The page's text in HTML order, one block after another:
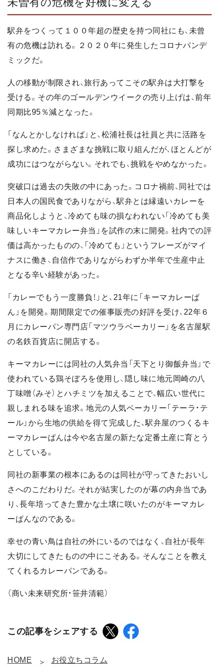
駅弁をつくって１００年超の歴史を持つ同社にも、未曾
有の危機は訪れる。２０２０年に発生したコロナパンデ
ミックだ。
人の移動が制限され、旅行あってこその駅弁は大打撃を
受ける。その年のゴールデンウイークの売り上げは、前年
同期比95％減となった。
「なんとかしなければ」と、松浦社長は社員と共に活路を
探し求めた。さまざまな挑戦に取り組んだが、ほとんどが
成功にはつながらない。それでも、挑戦をやめなかった。
突破口は過去の失敗の中にあった。コロナ禍前、同社では
日本人の国民食でありながら、駅弁とは縁遠いカレーを
商品化しようと、冷めても味の損なわれない「冷めても美
味しいキーマカレー弁当」を試作の末に開発。社内での評
価は高かったものの、「冷めても」というフレーズがマイ
ナスに働き、自信作でありながらわずか半年で生産中止
となる辛い経験があった。
「カレーでもう一度勝負！」と、21年に「キーマカレーぱ
ん」を開発。期間限定での催事販売の好評を受け、22年６
月にカレーパン専門店「マツウラベーカリー」を名古屋駅
の名鉄百貨店に開店する。
キーマカレーには同社の人気弁当「天下とり御飯弁当」で
使われている鶏そぼろを使用し、隠し味に地元岡崎の八
丁味噌（みそ）とハチミツを加えることで、幅広い世代に
親しまれる味を追求。地元の人気ベーカリー「テーラ・テ
ール」から生地の供給を得て完成した、駅弁屋のつくるキ
ーマカレーぱんは今や名古屋の新たな定番土産に育とう
としている。
同社の新事業の根本にあるのは同社が守ってきたおいし
さへのこだわりだ。それが結実したのが幕の内弁当であ
り、長年培ってきた豊かな土壌に咲いたのがキーマカレ
ーぱんなのである。
幸せの青い鳥は自社の外にいるのではなく、自社が長年
大切にしてきたものの中にこそある。そんなことを教え
てくれるカレーパンである。
（商い未来研究所・笹井清範）
この記事をシェアする
HOME お役立ちコラム